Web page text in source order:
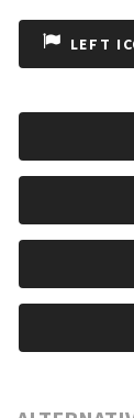
LEFT